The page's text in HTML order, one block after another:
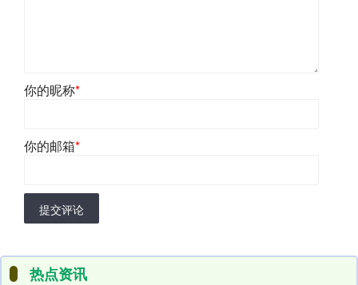
你的昵称*
你的邮箱*
提交评论
热点资讯